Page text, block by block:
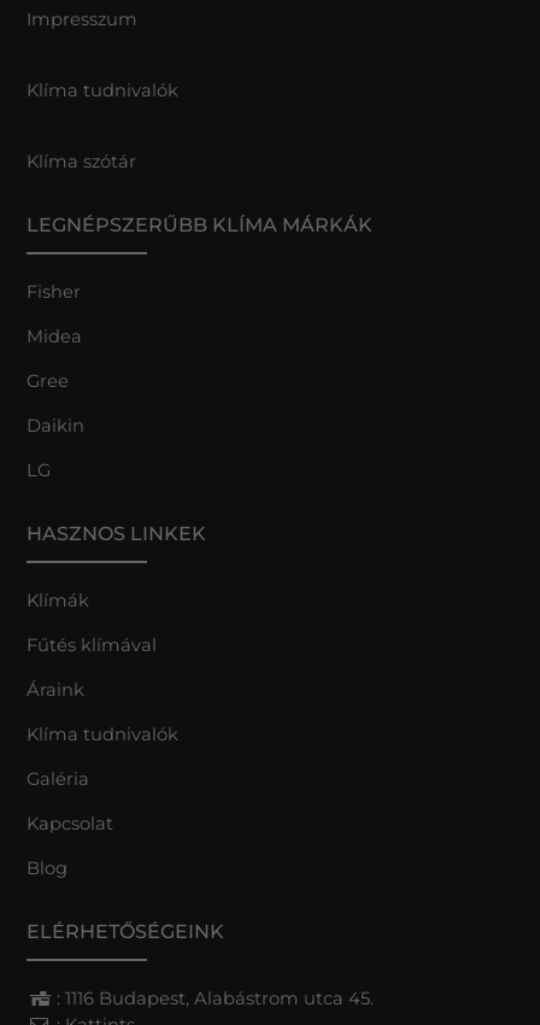
Impresszum
Klíma tudnivalók
Klíma szótár
LEGNÉPSZERŰBB KLÍMA MÁRKÁK
Fisher
Midea
Gree
Daikin
LG
HASZNOS LINKEK
Klímák
Fűtés klímával
Áraink
Klíma tudnivalók
Galéria
Kapcsolat
Blog
ELÉRHETŐSÉGEINK
: 1116 Budapest, Alabástrom utca 45.